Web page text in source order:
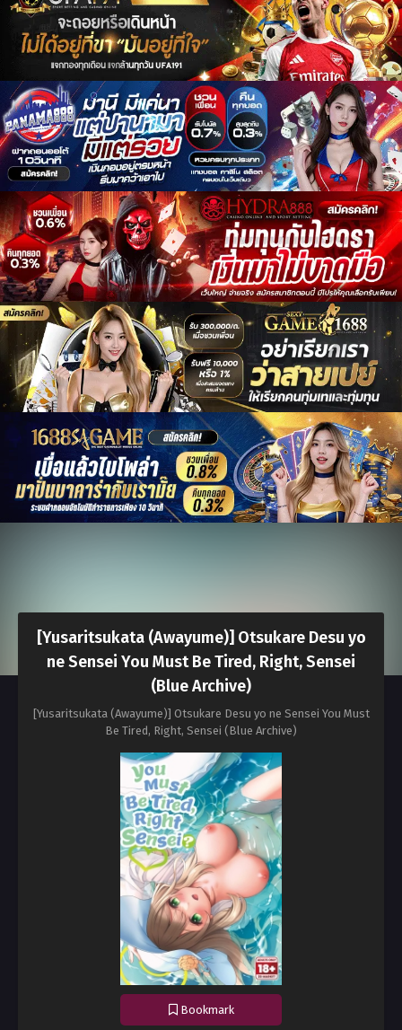
[Yusaritsukata (Awayume)] Otsukare Desu yo
ne Sensei You Must Be Tired, Right, Sensei
(Blue Archive)
[Yusaritsukata (Awayume)] Otsukare Desu yo ne Sensei You Must
Be Tired, Right, Sensei (Blue Archive)
Bookmark